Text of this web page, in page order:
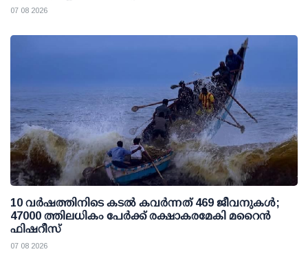
07 08 2026
10 വര്‍ഷത്തിനിടെ കടല്‍ കവര്‍ന്നത് 469 ജീവനുകള്‍;
47000 ത്തിലധികം പേര്‍ക്ക് രക്ഷാകരമേകി മറൈന്‍
ഫിഷറീസ്
07 08 2026